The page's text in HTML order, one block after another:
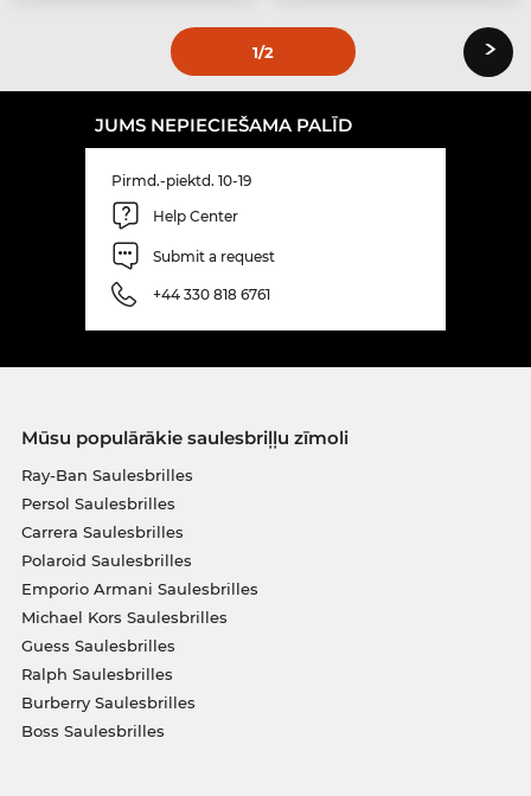
1/2 ›
JUMS NEPIECIEŠAMA PALĪD
Pirmd.-piektd. 10-19
Help Center
Submit a request
+44 330 818 6761
Mūsu populārākie saulesbriļļu zīmoli
Ray-Ban Saulesbrilles
Persol Saulesbrilles
Carrera Saulesbrilles
Polaroid Saulesbrilles
Emporio Armani Saulesbrilles
Michael Kors Saulesbrilles
Guess Saulesbrilles
Ralph Saulesbrilles
Burberry Saulesbrilles
Boss Saulesbrilles